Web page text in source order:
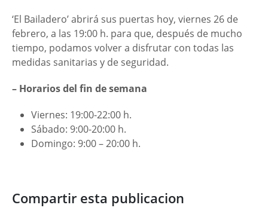
‘El Bailadero’ abrirá sus puertas hoy, viernes 26 de
febrero, a las 19:00 h. para que, después de mucho
tiempo, podamos volver a disfrutar con todas las
medidas sanitarias y de seguridad.
– Horarios del fin de semana
Viernes: 19:00-22:00 h.
Sábado: 9:00-20:00 h.
Domingo: 9:00 – 20:00 h.
Compartir esta publicacion